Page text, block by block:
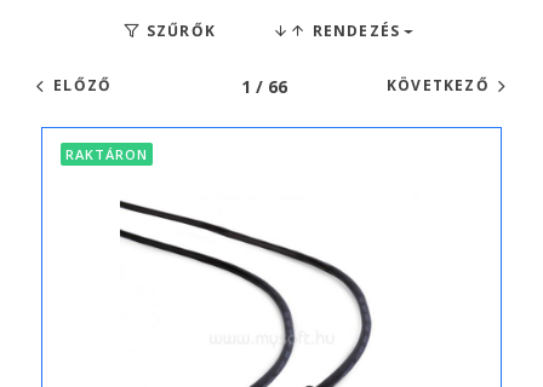
SZŰRŐK RENDEZÉS
ELŐZŐ 1 / 66 KÖVETKEZŐ
RAKTÁRON